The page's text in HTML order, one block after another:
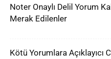
Noter Onaylı Delil Yorum
Merak Edilenler
Kötü Yorumlara Açıklayıcı